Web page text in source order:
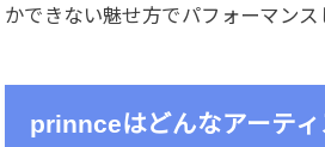
かできない魅せ方でパフォーマンス
prinnceはどんなアーティ